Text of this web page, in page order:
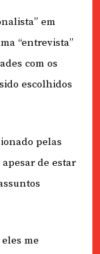
em
“entrevista”
com os
escolhidos
pelas
de estar
me